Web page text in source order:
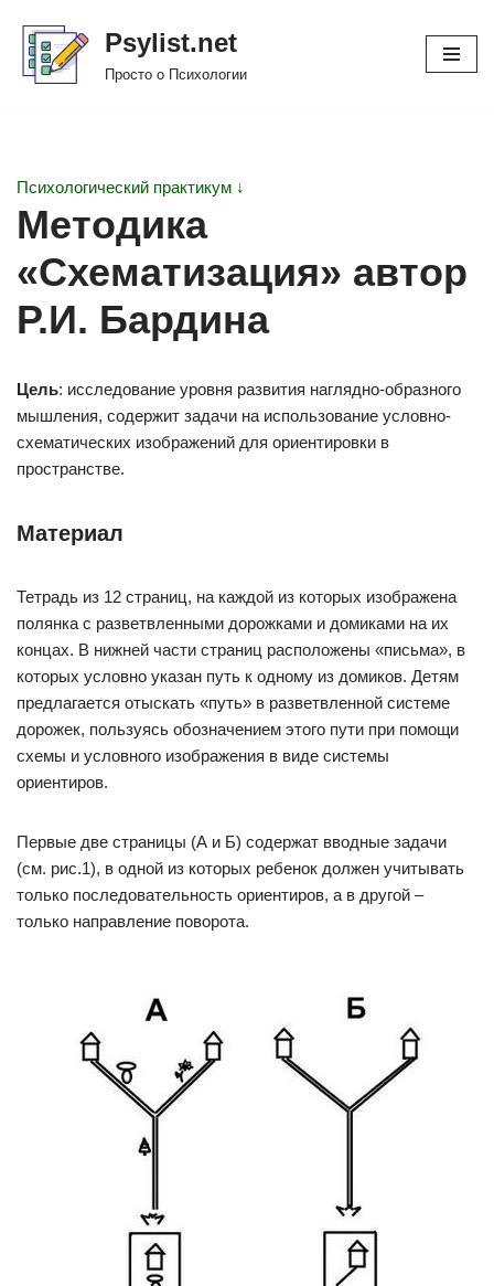
Перейти
Psylist.net
Просто о Психологии
Психологический практикум ↓
Методика
«Схематизация» автор
Р.И. Бардина
Цель: исследование уровня развития наглядно-образного
мышления, содержит задачи на использование условно-
схематических изображений для ориентировки в
пространстве.
Материал
Тетрадь из 12 страниц, на каждой из которых изображена
полянка с разветвленными дорожками и домиками на их
концах. В нижней части страниц расположены «письма», в
которых условно указан путь к одному из домиков. Детям
предлагается отыскать «путь» в разветвленной системе
дорожек, пользуясь обозначением этого пути при помощи
схемы и условного изображения в виде системы
ориентиров.
Первые две страницы (А и Б) содержат вводные задачи
(см. рис.1), в одной из которых ребенок должен учитывать
только последовательность ориентиров, а в другой –
только направление поворота.